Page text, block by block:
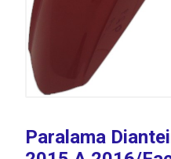
Paralama